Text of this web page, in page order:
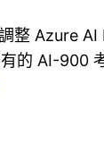
整 Azure AI
的 AI-900